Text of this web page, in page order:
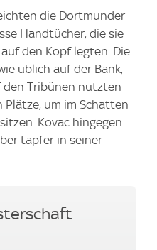
die Dortmunder
Handtücher, die sie
den Kopf legten. Die
üblich auf der Bank,
den Tribünen nutzten
Plätze, um im Schatten
Kovac hingegen
tapfer in seiner